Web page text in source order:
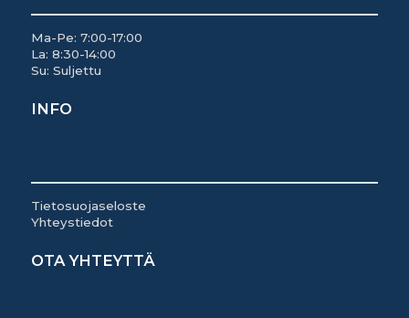
Ma-Pe: 7:00-17:00
La: 8:30-14:00
Su: Suljettu
INFO
Tietosuojaseloste
Yhteystiedot
OTA YHTEYTTÄ